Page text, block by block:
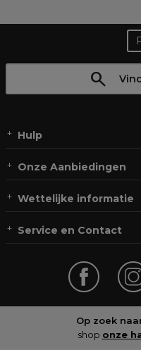
Hulp
Onze Aanbiedingen
Wettelijke informatie
Service en Contact
Op zoek
shop onze